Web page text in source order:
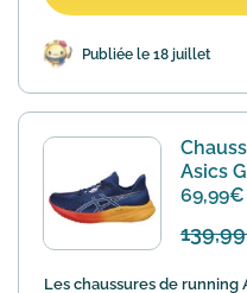
Publiée le 18 juillet
Asics
Les chaussures de running